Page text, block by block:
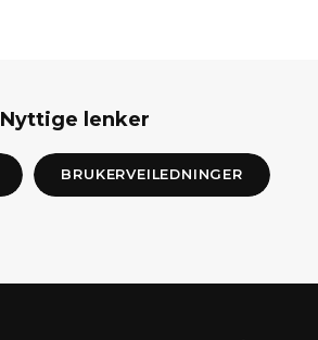
Nyttige lenker
BRUKERVEILEDNINGER